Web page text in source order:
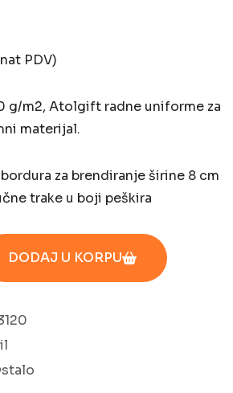
PDV)
g/m2, Atolgift radne uniforme za
materijal.
za brendiranje širine 8 cm
trake u boji peškira
DODAJ U KORPU